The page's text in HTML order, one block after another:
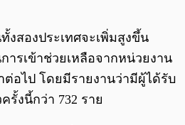
งสองประเทศจะเพิ่มสูงขึ้น
รเข้าช่วยเหลือจากหน่วยงาน
ต่อไป โดยมีรายงานว่ามีผู้ได้รับ
รั้งนี้กว่า 732 ราย